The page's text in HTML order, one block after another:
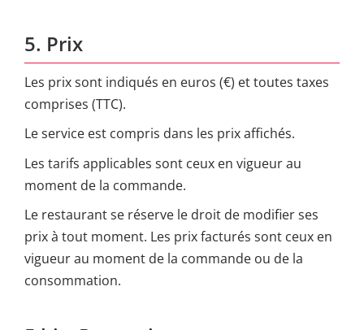
5. Prix
Les prix sont indiqués en euros (€) et toutes taxes
comprises (TTC).
Le service est compris dans les prix affichés.
Les tarifs applicables sont ceux en vigueur au
moment de la commande.
Le restaurant se réserve le droit de modifier ses
prix à tout moment. Les prix facturés sont ceux en
vigueur au moment de la commande ou de la
consommation.